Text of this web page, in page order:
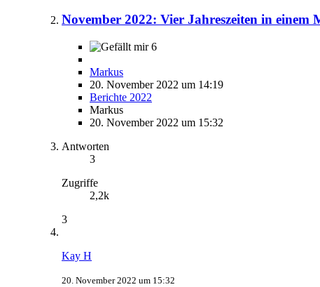
November 2022: Vier Jahreszeiten in einem
6
Markus
20. November 2022 um 14:19
Berichte 2022
Markus
20. November 2022 um 15:32
Antworten
3
Zugriffe
2,2k
3
Kay H
20. November 2022 um 15:32